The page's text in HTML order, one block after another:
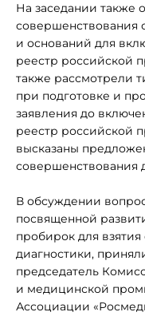
На заседании также
совершенствования
и оснований для
реестр российской
также рассмотрели
при подготовке и
заявления до
реестр российской
высказаны
совершенствования
В обсуждении
посвященной
пробирок для
диагностики,
председатель
и медицинской
Ассоциации